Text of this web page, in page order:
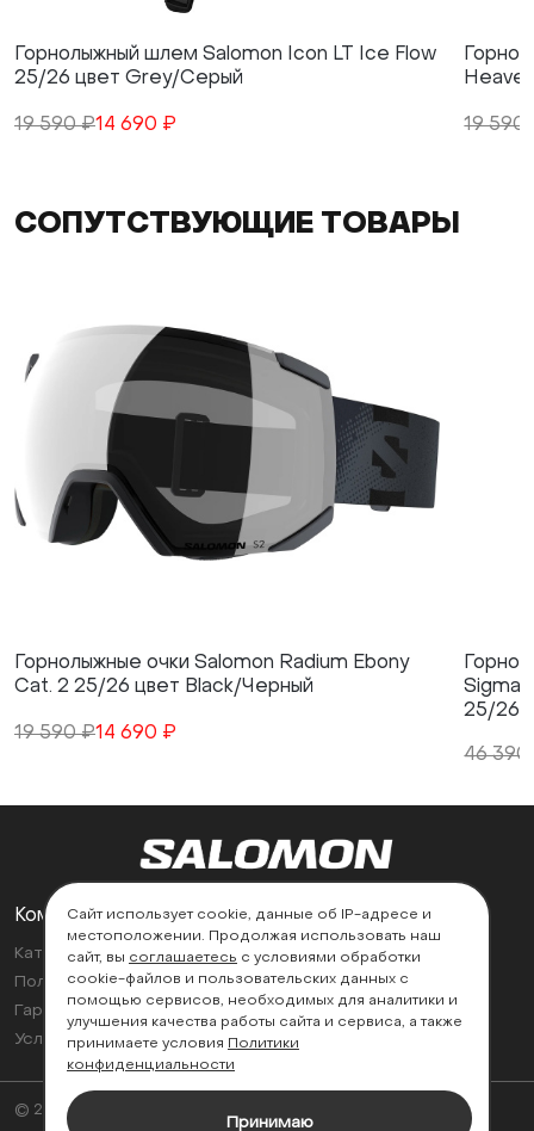
Горнолыжный шлем Salomon Icon LT Ice Flow
25/26 цвет Grey/Серый
19 590 ₽14 690 ₽ 19 590
СОПУТСТВУЮЩИЕ ТОВАРЫ
Горнолыжные очки Salomon Radium Ebony
Cat. 2 25/26 цвет Black/Черный
19 590 ₽14 690 ₽
25/26
46 390
Компания
Каталог
Политика возврата
Гарантии
Условия эксплуатации
Поддержка
Контакты
Найти магазин
© 2026
Сайт использует cookie, данные об IP-адресе и
местоположении. Продолжая использовать наш
сайт, вы соглашаетесь с условиями обработки
cookie-файлов и пользовательских данных с
помощью сервисов, необходимых для аналитики и
улучшения качества работы сайта и сервиса, а также
принимаете условия Политики
конфиденциальности
Принимаю